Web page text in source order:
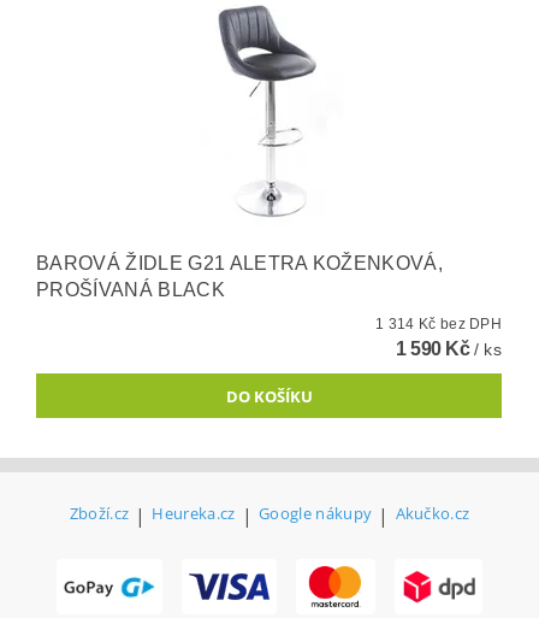
BAROVÁ ŽIDLE G21 ALETRA KOŽENKOVÁ,
PROŠÍVANÁ BLACK
1 314 Kč bez DPH
1 590 Kč/ ks
Zboží.cz | Heureka.cz | Google nákupy | Akučko.cz